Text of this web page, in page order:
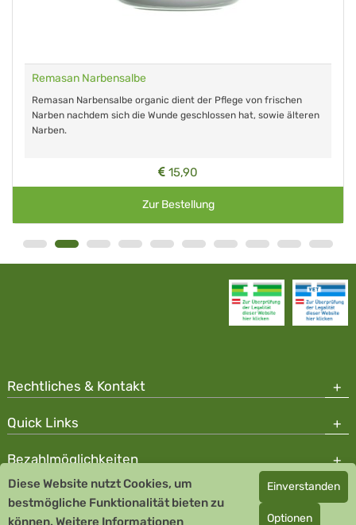
Remasan Narbensalbe
Remasan Narbensalbe organic dient der Pflege von frischen
Narben nachdem sich die Wunde geschlossen hat, sowie älteren
Narben.
15,90
Zur Bestellung
Rechtliches & Kontakt
Quick Links
Bezahlmöglichkeiten
Copyright © 2026 Team Santé Salvator Apotheke - GDP zertifiziert
Remedia Homöopathie GmbH GMP zertifizierter Arzneihersteller
Diese Website nutzt Cookies, um
bestmögliche Funktionalität bieten zu
können. Weitere Informationen
Einverstanden
Optionen